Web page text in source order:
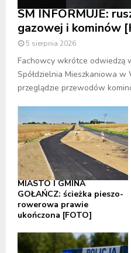
SM INFORMUJE:
gazowej i kominów
5 sierpnia 2026
Fachowcy wkrótce odwiedzą
Spółdzielnia Mieszkaniowa
przeglądzie przewodów
MIASTO I GMINA
GOŁAŃCZ: ścieżka pieszo-
rowerowa prawie
ukończona [FOTO]